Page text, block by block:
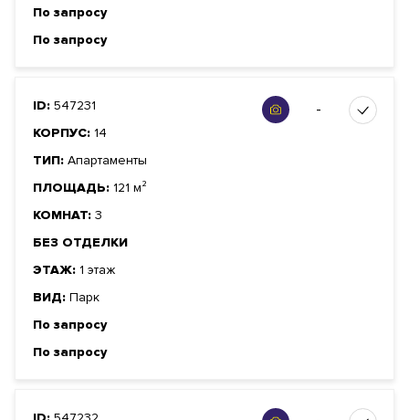
По запросу
По запросу
ID: 547231
КОРПУС: 14
ТИП: Апартаменты
ПЛОЩАДЬ: 121 м²
КОМНАТ: 3
БЕЗ ОТДЕЛКИ
ЭТАЖ: 1 этаж
ВИД: Парк
По запросу
По запросу
-